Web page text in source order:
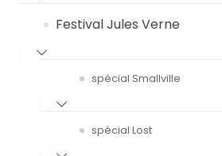
Festival Jules Verne
spécial Smallville
spécial Lost